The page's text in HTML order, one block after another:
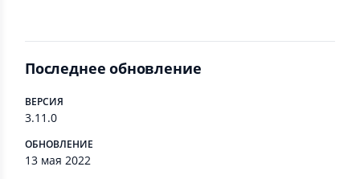
Последнее обновление
ВЕРСИЯ
3.11.0
ОБНОВЛЕНИЕ
13 мая 2022